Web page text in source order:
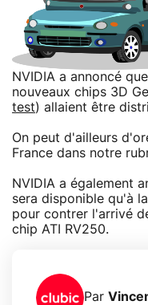
NVIDIA a annoncé
nouveaux chips 3D
test) allaient être
On peut d'ailleurs
France dans notre
NVIDIA a également
sera disponible qu'à
pour contrer l'arrivé
chip ATI RV250.
Par